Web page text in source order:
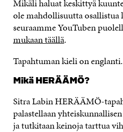
Mikäli haluat keskittyä
ole mahdollisuutta
seuraamme YouTuben
mukaan täällä.
Tapahtuman kieli on englanti.
Mikä HERÄÄMÖ?
Sitra Labin HERÄÄMÖ-
palastellaan
ja tutkitaan keinoja tarttua